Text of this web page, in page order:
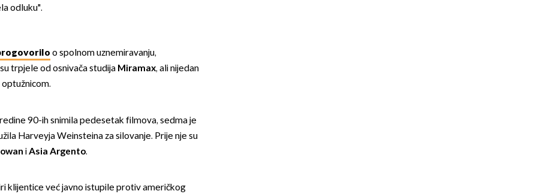
odluku".
o spolnom uznemiravanju,
trpjele od osnivača studija Miramax, ali nijedan
90-ih snimila pedesetak filmova, sedma je
Harveyja Weinsteina za silovanje. Prije nje su
iAsia Argento.
klijentice već javno istupile protiv američkog